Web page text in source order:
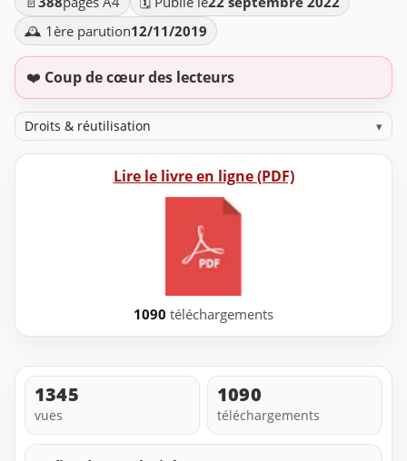
🕰️ 1ère parution12/11/2019
❤️ Coup de cœur des lecteurs
Droits & réutilisation ▾
Lire le livre en ligne (PDF)
1090 téléchargements
1345
vues
1090
téléchargements